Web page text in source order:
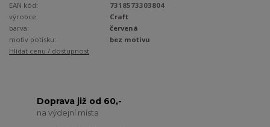
EAN kód:
7318573303804
výrobce:
Craft
barva:
červená
motiv potisku:
bez motivu
Hlídat cenu / dostupnost
Doprava již od 60,-
na výdejní místa